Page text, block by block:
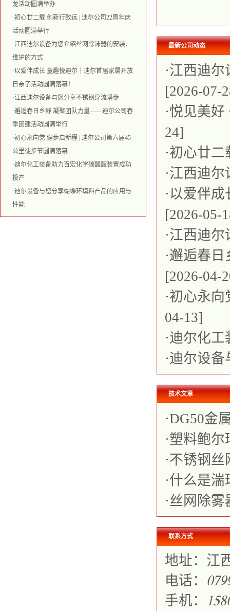
龙活动圆满举办
·初心廿二载 创新行致远 | 迪尔公司22周年庆
活动圆满举行
·江西迪尔设备为您介绍丝网除沫器的安装、
维护的方式
·以爱伴成长 童趣悦迪尔｜迪尔首届家属开放
日亲子活动圆满落幕！
·江西迪尔设备与您分享不锈钢穿流塔盘
·邂逅春日乡野 凝聚团队力量——迪尔公司春
季团建活动圆满举行
·初心永向党 健步启新程 | 迪尔公司第六届45
公里徒步节圆满落幕
·迪尔化工装备助力百宏化学碳酸酯装置成功
投产
·迪尔设备与您分享蝴蝶环填料产品的应用与
性能
最新公司动态
·江西迪尔
[2026-07-
·悦见美好
24]
·初心廿二
·江西迪尔
· 以爱伴
[2026-05-
·江西迪尔
·邂逅春
[2026-04-
·初心永向
04-13]
·迪尔化工
·迪尔设备
技术文章
·DG50金
·塑料鲍尔
·不锈钢丝
·什么是湍
·丝网除雾
联系方式
地址：江
电话：
手机：